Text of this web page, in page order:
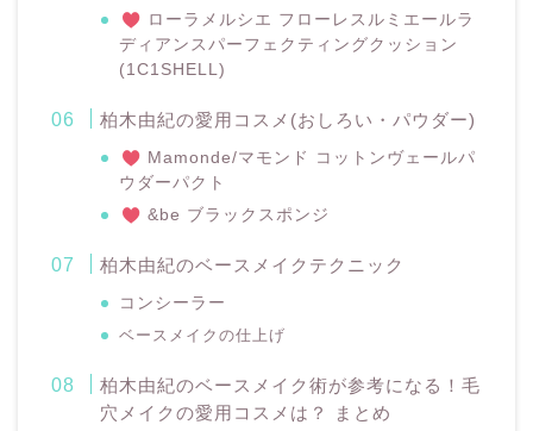
ローラメルシエ フローレスルミエールラ
ディアンスパーフェクティングクッション
(1C1SHELL)
柏木由紀の愛用コスメ(おしろい・パウダー)
Mamonde/マモンド コットンヴェールパ
ウダーパクト
&be ブラックスポンジ
柏木由紀のベースメイクテクニック
コンシーラー
ベースメイクの仕上げ
柏木由紀のベースメイク術が参考になる！毛
穴メイクの愛用コスメは？ まとめ